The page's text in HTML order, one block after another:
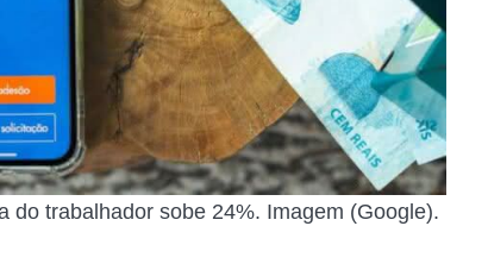
do trabalhador sobe 24%. Imagem (Google).